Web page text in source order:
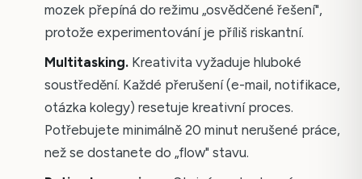
mozek přepíná do režimu „osvědčené řešení",
protože experimentování je příliš riskantní.
Multitasking. Kreativita vyžaduje hluboké
soustředění. Každé přerušení (e-mail, notifikace,
otázka kolegy) resetuje kreativní proces.
Potřebujete minimálně 20 minut nerušené práce,
než se dostanete do „flow" stavu.